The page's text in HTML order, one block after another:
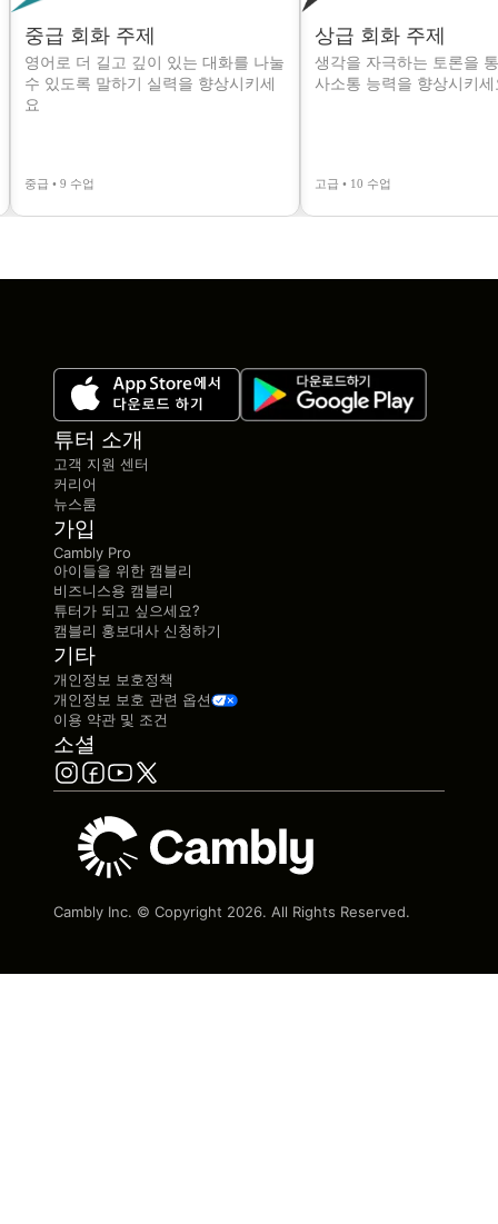
중급 회화 주제
영어로 더 길고 깊이 있는 대화를 나눌
수 있도록 말하기 실력을 향상시키세
요
중급 • 9 수업
상급 회화 주제
생각을 자극하는 토론을
사소통 능력을 향상시키세
고급 • 10 수업
튜터 소개
고객 지원 센터
커리어
뉴스룸
가입
Cambly Pro
아이들을 위한 캠블리
비즈니스용 캠블리
튜터가 되고 싶으세요?
캠블리 홍보대사 신청하기
기타
개인정보 보호정책
개인정보 보호 관련 옵션
이용 약관 및 조건
소셜
Cambly Inc. © Copyright 2026. All Rights Reserved.